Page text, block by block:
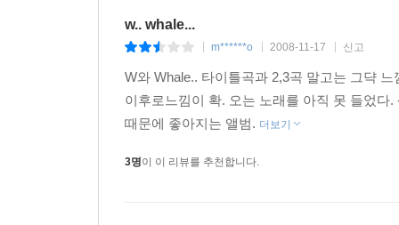
w.. whale...
m******o 2008-11-17 신고
W와 Whale.. 타이틀곡과 2,3곡 말고는 그댝
이후로느낌이 확. 오는 노래를 아직 못 들었다
때문에 좋아지는 앨범. 더보기
3명이 이 리뷰를 추천합니다.